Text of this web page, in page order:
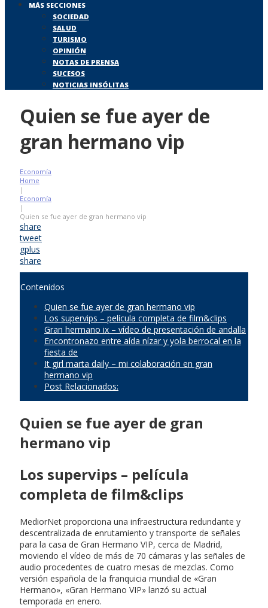
MÁS SECCIONES
SOCIEDAD
SALUD
TURISMO
OPINIÓN
NOTAS DE PRENSA
SUCESOS
NOTICIAS INSÓLITAS
Quien se fue ayer de
gran hermano vip
Economía
Home
|
Economía
|
Quien se fue ayer de gran hermano vip
share
tweet
gplus
share
Contenidos
Quien se fue ayer de gran hermano vip
Los supervips – película completa de film&clips
Gran hermano ix – vídeo de presentación de andalla
Encontronazo entre aída nízar y yola berrocal en la
fiesta de
It girl marta daily – mi colaboración en gran
hermano vip
Post Relacionados:
Quien se fue ayer de gran
hermano vip
Los supervips – película
completa de film&clips
MediorNet proporciona una infraestructura redundante y
descentralizada de enrutamiento y transporte de señales
para la casa de Gran Hermano VIP, cerca de Madrid,
moviendo el vídeo de más de 70 cámaras y las señales de
audio procedentes de cuatro mesas de mezclas. Como
versión española de la franquicia mundial de «Gran
Hermano», «Gran Hermano VIP» lanzó su actual
temporada en enero.